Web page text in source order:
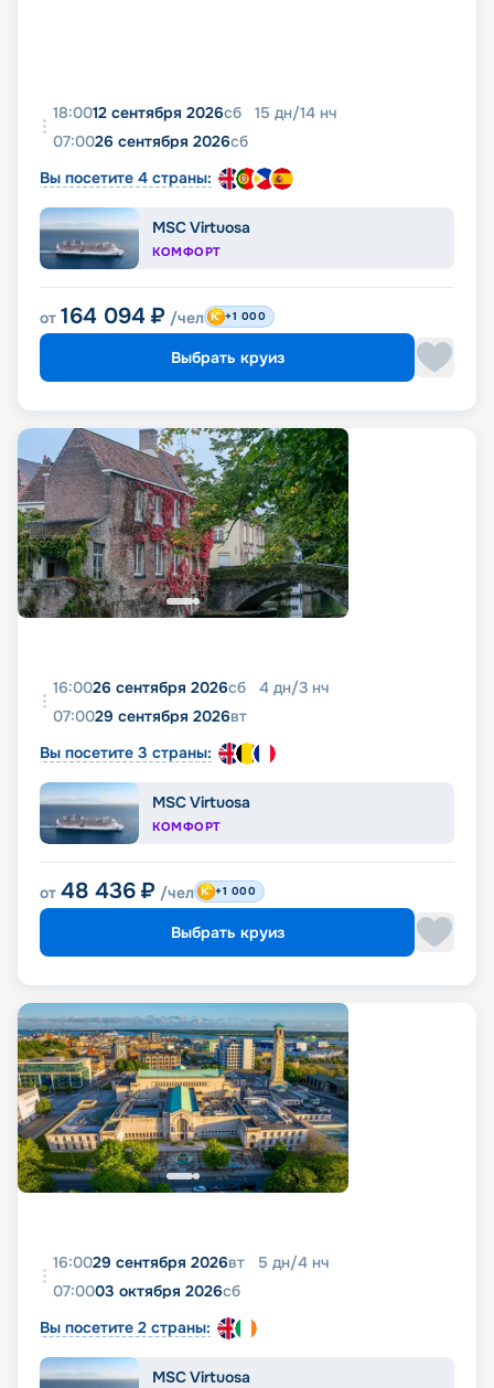
18:0012 сентября 2026сб 15 дн/14 нч
07:0026 сентября 2026сб
Вы посетите 4 страны:
MSC Virtuosa
КОМФОРТ
от 164 094 ₽ /чел +1 000
Выбрать круиз
16:0026 сентября 2026сб 4 дн/3 нч
07:0029 сентября 2026вт
Вы посетите 3 страны:
MSC Virtuosa
КОМФОРТ
от 48 436 ₽ /чел +1 000
Выбрать круиз
16:0029 сентября 2026вт 5 дн/4 нч
07:0003 октября 2026сб
Вы посетите 2 страны:
MSC Virtuosa